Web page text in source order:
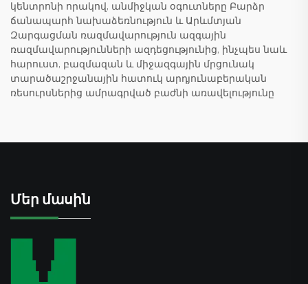
կենտրոնի որակով, անմիջկան օգուտները Բարձր
ճանապարհ նախաձեռնություն և Արևմտյան
Զարգացման ռազմավարություն ազգային
ռազմավարությունների ազդեցությունից, ինչպես նաև
հարուստ, բազմազան և միջազգային մրցունակ
տարածաշրջանային հատուկ արդյունաբերական
ռեսուրսներից ամրագրված բաժնի առավելությունը
Մեր մասին